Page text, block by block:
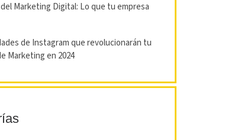
Marketing Digital: Lo que tu empresa
de Instagram que revolucionarán tu
Marketing en 2024